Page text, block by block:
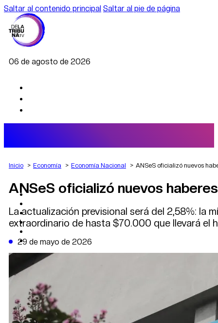
Saltar al contenido principal Saltar al pie de página
06 de agosto de 2026
AGRO
DEPORTES
POLÍTICA
CAMBIO CLIMÁTICO
DE LA TRIBUNA TV
Inicio Economía Economía Nacional ANSeS oficializó nuevos
ANSeS oficializó nuevos
La actualización previsional será del 2,58%: la
extraordinario de hasta $70.000 que llevará el
29 de mayo de 2026